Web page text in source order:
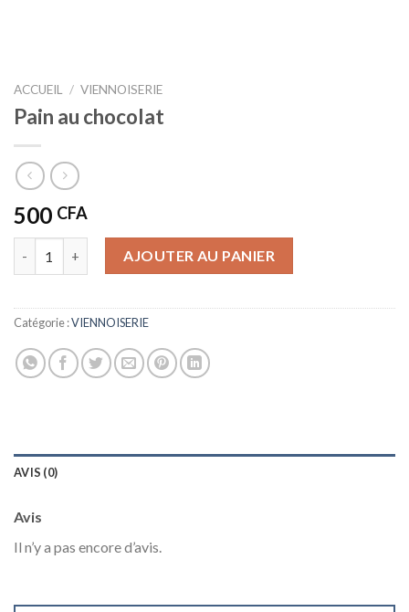
ACCUEIL / VIENNOISERIE
Pain au chocolat
500 CFA
quantité de Pain au chocolatAJOUTER AU PANIER
Catégorie :VIENNOISERIE
AVIS (0)
Avis
Il n’y a pas encore d’avis.